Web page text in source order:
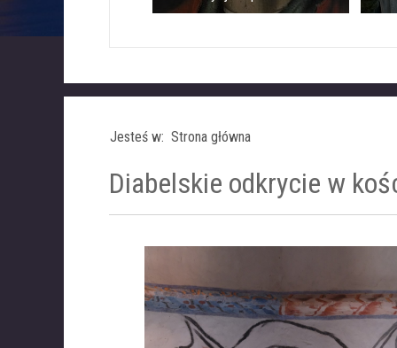
Jesteś w: Strona główna
Diabelskie odkrycie w